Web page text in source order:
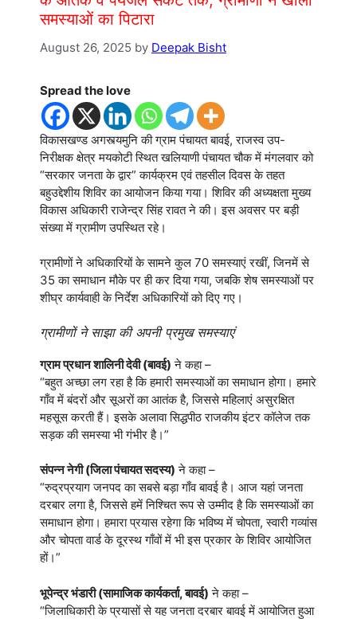
समस्याओं का पिटारा
August 26, 2025 by Deepak Bisht
Spread the love
विकासखण्ड अगस्त्यमुनि की ग्राम पंचायत बावई, राजस्व उप-
निरीक्षक क्षेत्र मयकोटी स्थित खलियाणी पंचायत चौक में मंगलवार को
“सरकार जनता के द्वार” कार्यक्रम एवं तहसील दिवस के तहत
बहुउद्देशीय शिविर का आयोजन किया गया। शिविर की अध्यक्षता मुख्य
विकास अधिकारी राजेन्द्र सिंह रावत ने की। इस अवसर पर बड़ी
संख्या में ग्रामीण उपस्थित रहे।
ग्रामीणों ने अधिकारियों के सामने कुल 70 समस्याएं रखीं, जिनमें से
35 का समाधान मौके पर ही कर दिया गया, जबकि शेष समस्याओं पर
शीघ्र कार्यवाही के निर्देश अधिकारियों को दिए गए।
ग्रामीणों ने साझा की अपनी प्रमुख समस्याएं
ग्राम प्रधान शालिनी देवी (बावई) ने कहा –
“बहुत अच्छा लग रहा है कि हमारी समस्याओं का समाधान होगा। हमारे
गाँव में बंदरों और सूअरों का आतंक है, जिससे महिलाएं असुरक्षित
महसूस करती हैं। इसके अलावा सिद्धपीठ राजकीय इंटर कॉलेज तक
सड़क की समस्या भी गंभीर है।”
संपन्न नेगी (जिला पंचायत सदस्य) ने कहा –
“रुद्रप्रयाग जनपद का सबसे बड़ा गाँव बावई है। आज यहां जनता
दरबार लगा है, जिससे हमें निश्चित रूप से उम्मीद है कि समस्याओं का
समाधान होगा। हमारा प्रयास रहेगा कि भविष्य में चोपता, स्वारी गव्यांस
और चोपता वार्ड के दूरस्थ गाँवों में भी इस प्रकार के शिविर आयोजित
हों।”
भूपेन्द्र भंडारी (सामाजिक कार्यकर्ता, बावई) ने कहा –
“जिलाधिकारी के प्रयासों से यह जनता दरबार बावई में आयोजित हुआ